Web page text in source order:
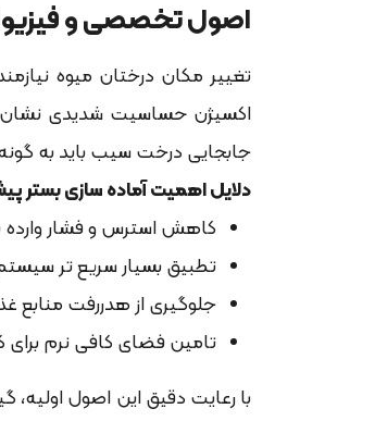
اصول تخصصی و
تغییر مکان درختان میوه
اکسیژن حساسیت شدیدی نشان
جابجایی درخت سیب باید به
دلایل اهمیت آماده سازی بستر
کاهش استرس و فشار
تطبیق بسیار سریع تر
جلوگیری از هدررفت منابع
تامین فضای کافی نرم